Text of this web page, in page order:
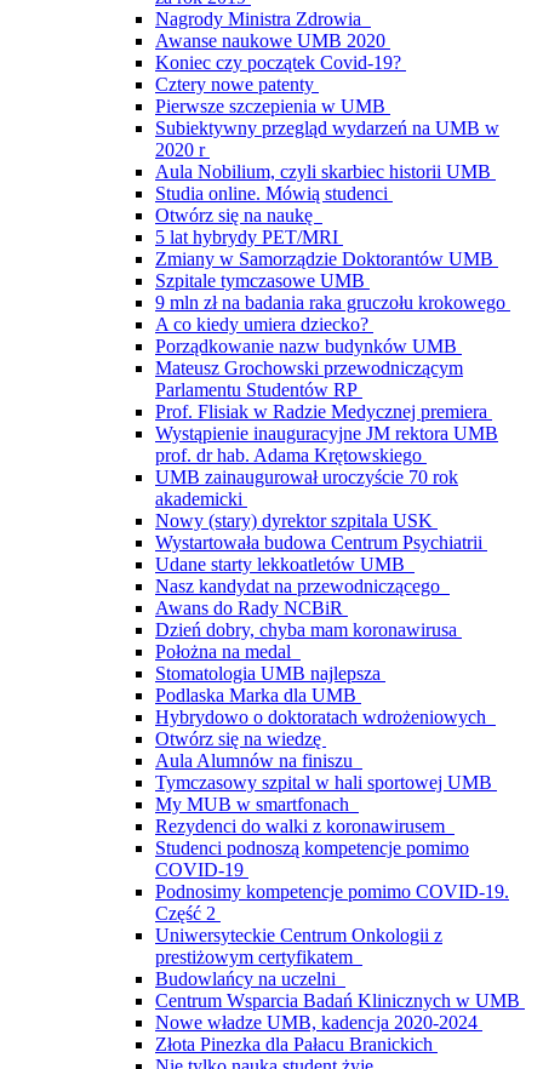
Nagrody Ministra Zdrowia
Awanse naukowe UMB 2020
Koniec czy początek Covid-19?
Cztery nowe patenty
Pierwsze szczepienia w UMB
Subiektywny przegląd wydarzeń na UMB w
2020 r
Aula Nobilium, czyli skarbiec historii UMB
Studia online. Mówią studenci
Otwórz się na naukę
5 lat hybrydy PET/MRI
Zmiany w Samorządzie Doktorantów UMB
Szpitale tymczasowe UMB
9 mln zł na badania raka gruczołu krokowego
A co kiedy umiera dziecko?
Porządkowanie nazw budynków UMB
Mateusz Grochowski przewodniczącym
Parlamentu Studentów RP
Prof. Flisiak w Radzie Medycznej premiera
Wystąpienie inauguracyjne JM rektora UMB
prof. dr hab. Adama Krętowskiego
UMB zainaugurował uroczyście 70 rok
akademicki
Nowy (stary) dyrektor szpitala USK
Wystartowała budowa Centrum Psychiatrii
Udane starty lekkoatletów UMB
Nasz kandydat na przewodniczącego
Awans do Rady NCBiR
Dzień dobry, chyba mam koronawirusa
Położna na medal
Stomatologia UMB najlepsza
Podlaska Marka dla UMB
Hybrydowo o doktoratach wdrożeniowych
Otwórz się na wiedzę
Aula Alumnów na finiszu
Tymczasowy szpital w hali sportowej UMB
My MUB w smartfonach
Rezydenci do walki z koronawirusem
Studenci podnoszą kompetencje pomimo
COVID-19
Podnosimy kompetencje pomimo COVID-19.
Część 2
Uniwersyteckie Centrum Onkologii z
prestiżowym certyfikatem
Budowlańcy na uczelni
Centrum Wsparcia Badań Klinicznych w UMB
Nowe władze UMB, kadencja 2020-2024
Złota Pinezka dla Pałacu Branickich